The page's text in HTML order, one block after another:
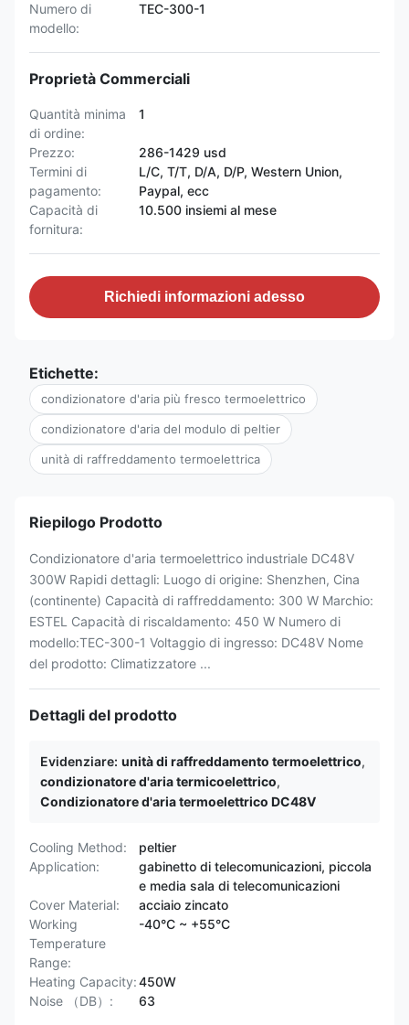
Numero di
modello:
TEC-300-1
Proprietà Commerciali
Quantità minima
di ordine:
1
Prezzo:
286-1429 usd
Termini di
pagamento:
L/C, T/T, D/A, D/P, Western Union,
Paypal, ecc
Capacità di
fornitura:
10.500 insiemi al mese
Richiedi informazioni adesso
Etichette:
condizionatore d'aria più fresco termoelettrico
condizionatore d'aria del modulo di peltier
unità di raffreddamento termoelettrica
Riepilogo Prodotto
Condizionatore d'aria termoelettrico industriale DC48V
300W Rapidi dettagli: Luogo di origine: Shenzhen, Cina
(continente) Capacità di raffreddamento: 300 W Marchio:
ESTEL Capacità di riscaldamento: 450 W Numero di
modello:TEC-300-1 Voltaggio di ingresso: DC48V Nome
del prodotto: Climatizzatore ...
Dettagli del prodotto
Evidenziare: unità di raffreddamento termoelettrico,
condizionatore d'aria termicoelettrico,
Condizionatore d'aria termoelettrico DC48V
Cooling Method:
peltier
Application:
gabinetto di telecomunicazioni, piccola
e media sala di telecomunicazioni
Cover Material:
acciaio zincato
Working
Temperature
Range:
-40°C ~ +55°C
Heating Capacity:450W
Noise （DB）:
63